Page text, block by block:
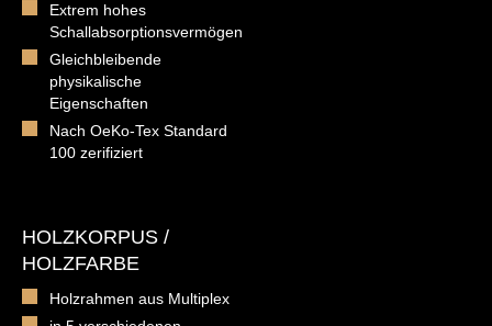
Extrem hohes
Schallabsorptionsvermögen
Gleichbleibende
physikalische
Eigenschaften
Nach OeKo-Tex Standard
100 zerifiziert
HOLZKORPUS /
HOLZFARBE
Holzrahmen aus Multiplex